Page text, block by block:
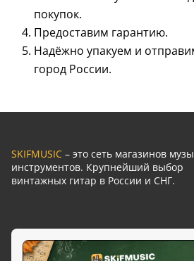
покупок.
Предоставим гарантию.
Надёжно упакуем и
город России.
SKIFMUSIC – это сеть магазинов
инструментов. Крупнейший выбор
винтажных гитар в России и СНГ.